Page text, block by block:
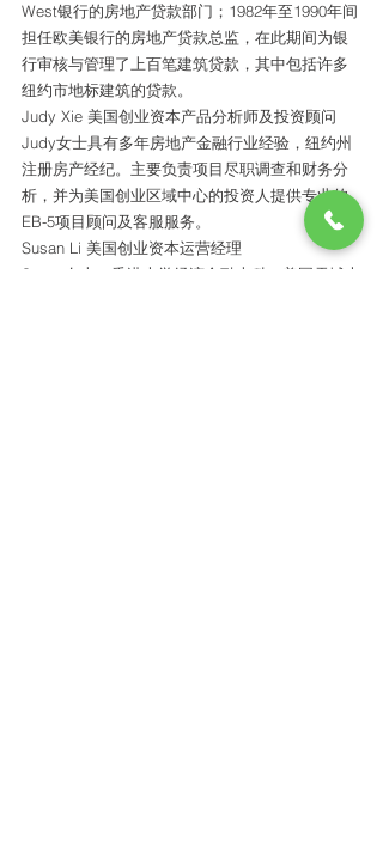
West银行的房地产贷款部门；1982年至1990年间
担任欧美银行的房地产贷款总监，在此期间为银
行审核与管理了上百笔建筑贷款，其中包括许多
纽约市地标建筑的贷款。
Judy Xie 美国创业资本产品分析师及投资顾问
Judy女士具有多年房地产金融行业经验，纽约州
注册房产经纪。主要负责项目尽职调查和财务分
析，并为美国创业区域中心的投资人提供专业的
EB-5项目顾问及客服服务。
Susan Li 美国创业资本运营经理
Susan女士，香港大学经济金融本科，美国雪城大